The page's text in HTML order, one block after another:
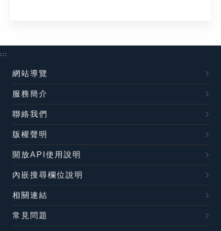
:::
網站導覽
服務簡介
聯絡我們
版權聲明
開放API使用說明
內嵌搜尋欄位說明
相關連結
常見問題